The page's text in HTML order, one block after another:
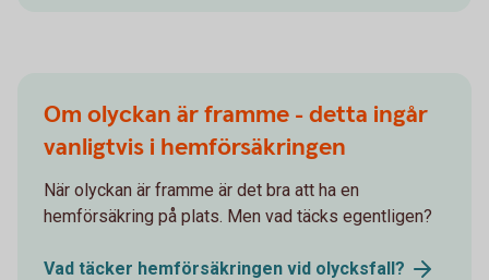
Om olyckan är framme - detta ingår
vanligtvis i hemförsäkringen
När olyckan är framme är det bra att ha en
hemförsäkring på plats. Men vad täcks egentligen?
Vad täcker hemförsäkringen vid olycksfall?